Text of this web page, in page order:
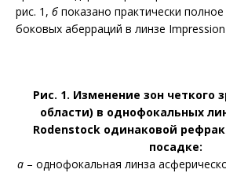
рис. 1, б показано практически
боковых аберраций в линзе
Рис. 1. Изменение зон четкого
области) в однофокальных
Rodenstock одинаковой
посадке:
а– однофокальная линза